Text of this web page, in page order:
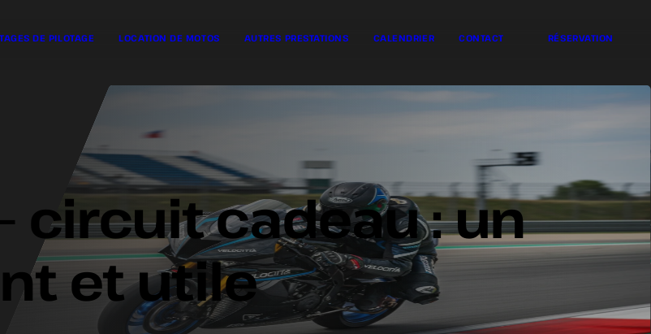
DE PILOTAGE LOCATION DE MOTOS AUTRES PRESTATIONS CALENDRIER CONTACT RÉSERVATION
circuit cadeau : un
et utile